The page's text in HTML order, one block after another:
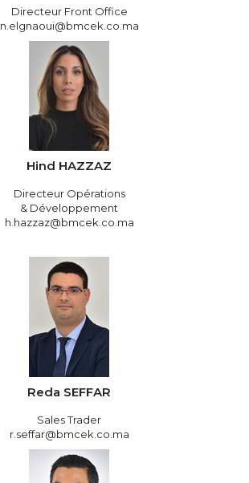
Directeur Front Office
n.elgnaoui@bmcek.co.ma
Hind HAZZAZ
Directeur Opérations
& Développement
h.hazzaz@bmcek.co.ma
Reda SEFFAR
Sales Trader
r.seffar@bmcek.co.ma